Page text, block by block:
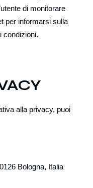
di monitorare
per informarsi sulla
condizioni.
alla privacy, puoi
Bologna, Italia